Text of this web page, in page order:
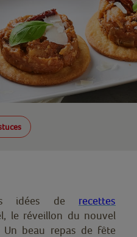
idées de recettes
, le réveillon du nouvel
Un beau repas de fête